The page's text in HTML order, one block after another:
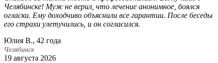
Челябинске! Муж не верил, что лечение анонимное, боялся
огласки. Ему доходчиво объяснили все гарантии. После беседы
его страхи улетучились, и он согласился.
Юлия В., 42 года
Челябинск
19 августа 2026